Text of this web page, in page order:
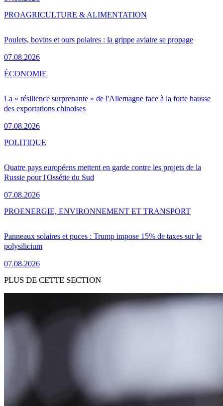
Poulets, bovins et ours polaires : la grippe aviaire se propage
07.08.2026
PROAGRICULTURE & ALIMENTATION
La « résilience surprenante » de l'Allemagne face à la forte hausse
des exportations chinoises
07.08.2026
ÉCONOMIE
Quatre pays européens mettent en garde contre les projets de la
Russie pour l'Ossétie du Sud
07.08.2026
POLITIQUE
Panneaux solaires et puces : Trump impose 15% de taxes sur le
polysilicium
07.08.2026
PROENERGIE, ENVIRONNEMENT ET TRANSPORT
PLUS DE CETTE SECTION